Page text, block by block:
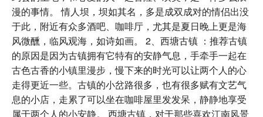
漫的事情。 情人坝，坝如其名，多是成双成对的情侣出没
于此，附近有众多酒吧、咖啡厅，尤其是夏日晚上更是海
风微醺，临风观海，如诗如画。 2、西塘古镇 ：推荐古镇
的原因是因为古镇拥有它特有的安静气息，手牵手一起在
古色古香的小镇里漫步，慢下来的时光可以让两个人的心
走得更近一些。古镇的小岔路很多，也有很多赋有文艺气
息的小店，走累了可以坐在咖啡屋里发发呆，静静地享受
属于两个人的小安静。 西塘古镇，对于那些喜欢江南风景